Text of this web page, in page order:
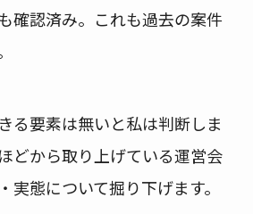
確認済み。これも過去の案件
る要素は無いと私は判断しま
どから取り上げている運営会
実態について掘り下げます。